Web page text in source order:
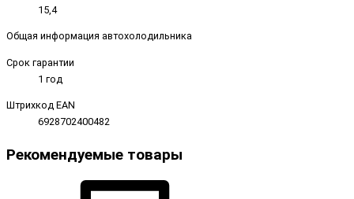
15,4
Общая информация автохолодильника
Срок гарантии
1 год
Штрихкод EAN
6928702400482
Рекомендуемые товары